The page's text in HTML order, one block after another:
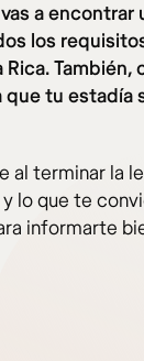
a encontrar
los
También,
tu estadía
al terminar la
lo que te
informarte